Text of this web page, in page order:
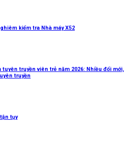
kiểm tra Nhà máy X52
truyền viên trẻ năm 2026: Nhiều đổi mới,
truyền
tụy